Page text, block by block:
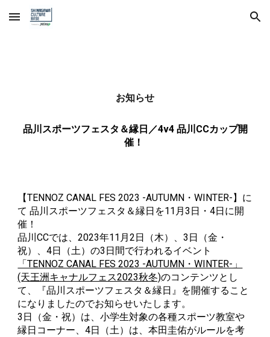
Skip to main content Skip to navigation
お知らせ
品川スポーツフェスタ＆縁日／4v4 品川CCカップ開
催！
【TENNOZ CANAL FES 2023 -AUTUMN・WINTER-】に
て 品川スポーツフェスタ＆縁日を11月3日・4日に開
催！
品川CCでは、2023年11月2日（木）、3日（金・
祝）、4日（土）の3日間で行われるイベント
「TENNOZ CANAL FES 2023 -AUTUMN・WINTER-」
(天王洲キャナルフェス2023秋冬)のコンテンツとし
て、『品川スポーツフェスタ＆縁日』を開催すること
になりましたのでお知らせいたします。
3日（金・祝）は、小学生対象の各種スポーツ教室や
縁日コーナー、4日（土）は、本田圭佑がルールを考